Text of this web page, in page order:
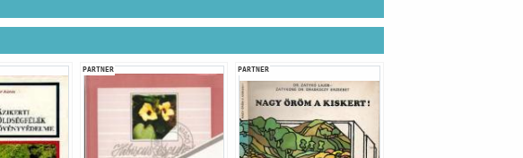
PARTNER PARTNER